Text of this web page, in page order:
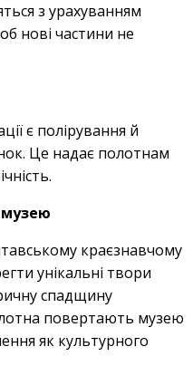
з урахуванням
нові частини не
є полірування й
Це надає полотнам
музею
краєзнавчому
унікальні твори
спадщину
повертають музею
як культурного